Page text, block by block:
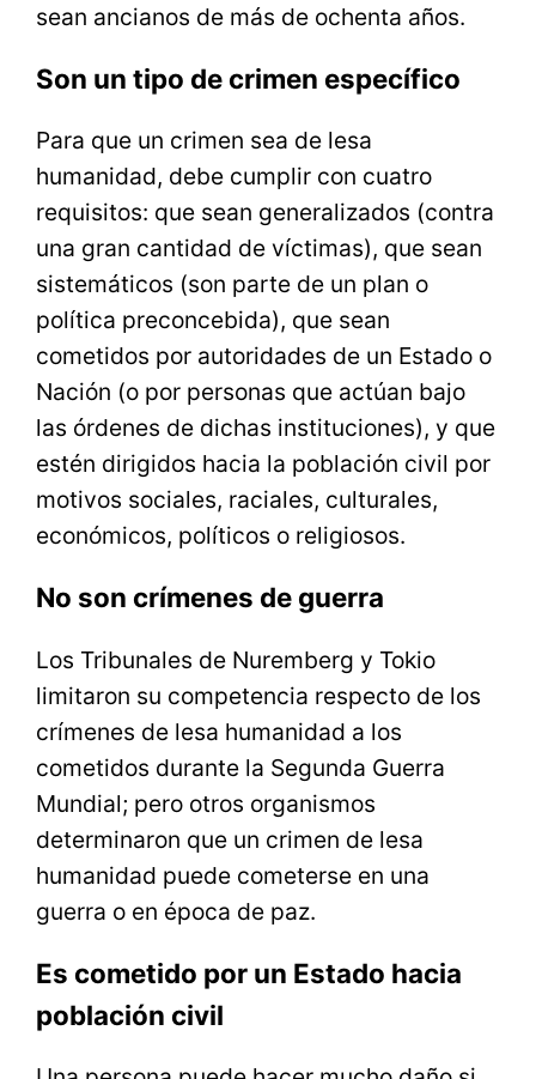
sean ancianos de más de ochenta años.
Son un tipo de crimen específico
Para que un crimen sea de lesa
humanidad, debe cumplir con cuatro
requisitos: que sean generalizados (contra
una gran cantidad de víctimas), que sean
sistemáticos (son parte de un plan o
política preconcebida), que sean
cometidos por autoridades de un Estado o
Nación (o por personas que actúan bajo
las órdenes de dichas instituciones), y que
estén dirigidos hacia la población civil por
motivos sociales, raciales, culturales,
económicos, políticos o religiosos.
No son crímenes de guerra
Los Tribunales de Nuremberg y Tokio
limitaron su competencia respecto de los
crímenes de lesa humanidad a los
cometidos durante la Segunda Guerra
Mundial; pero otros organismos
determinaron que un crimen de lesa
humanidad puede cometerse en una
guerra o en época de paz.
Es cometido por un Estado hacia
población civil